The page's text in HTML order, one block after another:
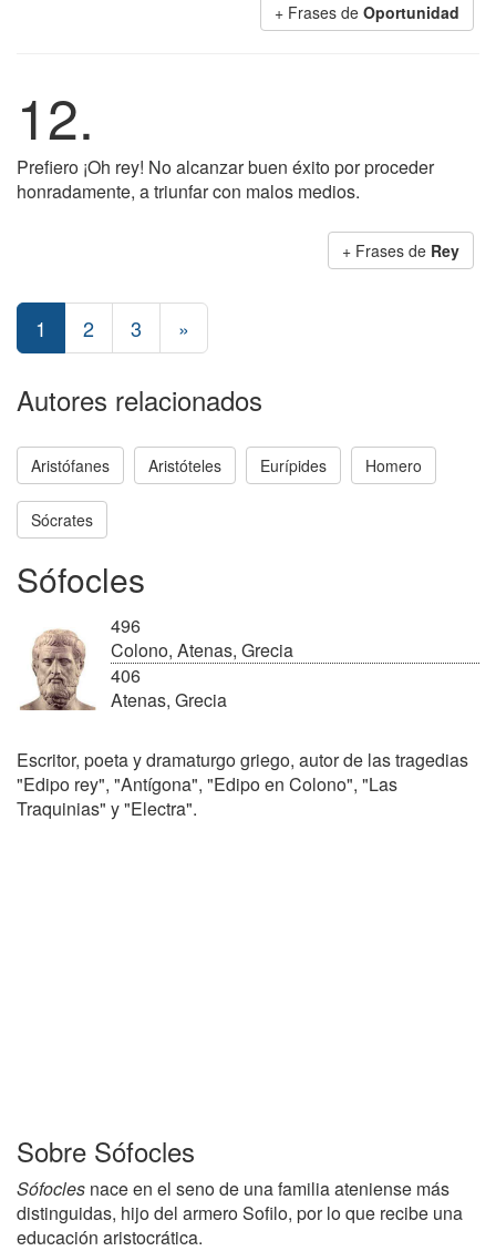
+ Frases de Oportunidad
12.
Prefiero ¡Oh rey! No alcanzar buen éxito por proceder
honradamente, a triunfar con malos medios.
+ Frases de Rey
1 2 3 »
Autores relacionados
Aristófanes Aristóteles Eurípides Homero
Sócrates
Sófocles
496
Colono, Atenas, Grecia
406
Atenas, Grecia
Escritor, poeta y dramaturgo griego, autor de las tragedias
"Edipo rey", "Antígona", "Edipo en Colono", "Las
Traquinias" y "Electra".
Sobre Sófocles
Sófocles nace en el seno de una familia ateniense más
distinguidas, hijo del armero Sofilo, por lo que recibe una
educación aristocrática.